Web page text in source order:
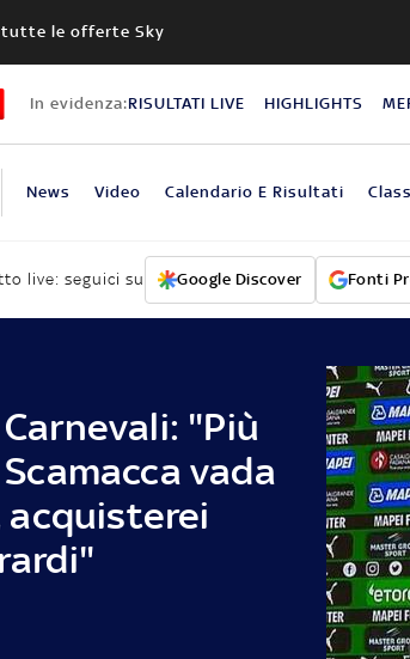
tutte le offerte Sky
In evidenza:RISULTATI LIVE HIGHLIGHTS
News Video Calendario E Risultati
live: seguici su Google Discover Fonti
"Più
vada